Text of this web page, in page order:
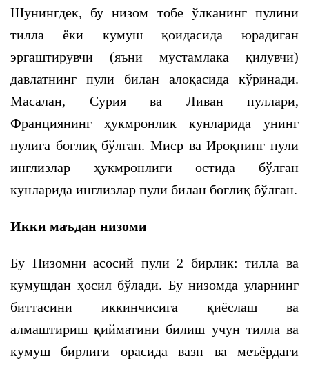
Шунингдек, бу низом тобе ўлканинг пулини
тилла ёки кумуш қоидасида юрадиган
эргаштирувчи (яъни мустамлака қилувчи)
давлатнинг пули билан алоқасида кўринади.
Масалан, Сурия ва Ливан пуллари,
Франциянинг ҳукмронлик кунларида унинг
пулига боғлиқ бўлган. Миср ва Ироқнинг пули
инглизлар ҳукмронлиги остида бўлган
кунларида инглизлар пули билан боғлиқ бўлган.
Икки маъдан низоми
Бу Низомни асосий пули 2 бирлик: тилла ва
кумушдан ҳосил бўлади. Бу низомда уларнинг
биттасини иккинчисига қиёслаш ва
алмаштириш қийматини билиш учун тилла ва
кумуш бирлиги орасида вазн ва меъёрдаги